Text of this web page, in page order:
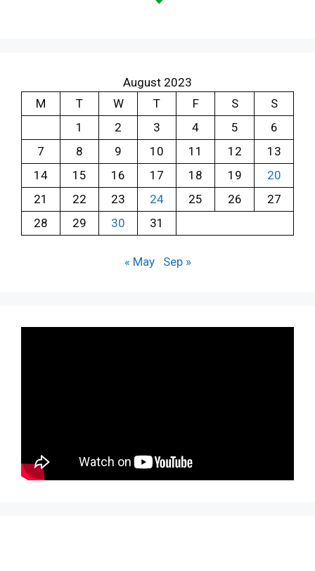
August 2023
M
T W T F S
S
1
2 3 4 5
6
7
8 9 10 11 12
13
14
15 16 17 18 19
20
21
22 23 24 25 26
27
28
29 30 31
« May Sep »